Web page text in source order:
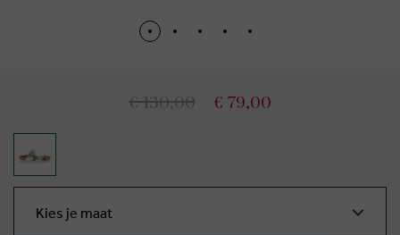
€ 130,00 € 79,00
Kies je maat